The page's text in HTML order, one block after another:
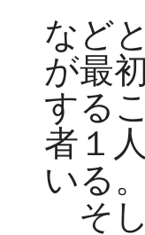
など
が最
する
者１
いる。
そし